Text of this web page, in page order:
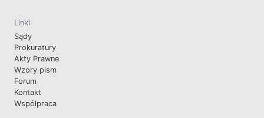
Linki
Sądy
Prokuratury
Akty Prawne
Wzory pism
Forum
Kontakt
Współpraca